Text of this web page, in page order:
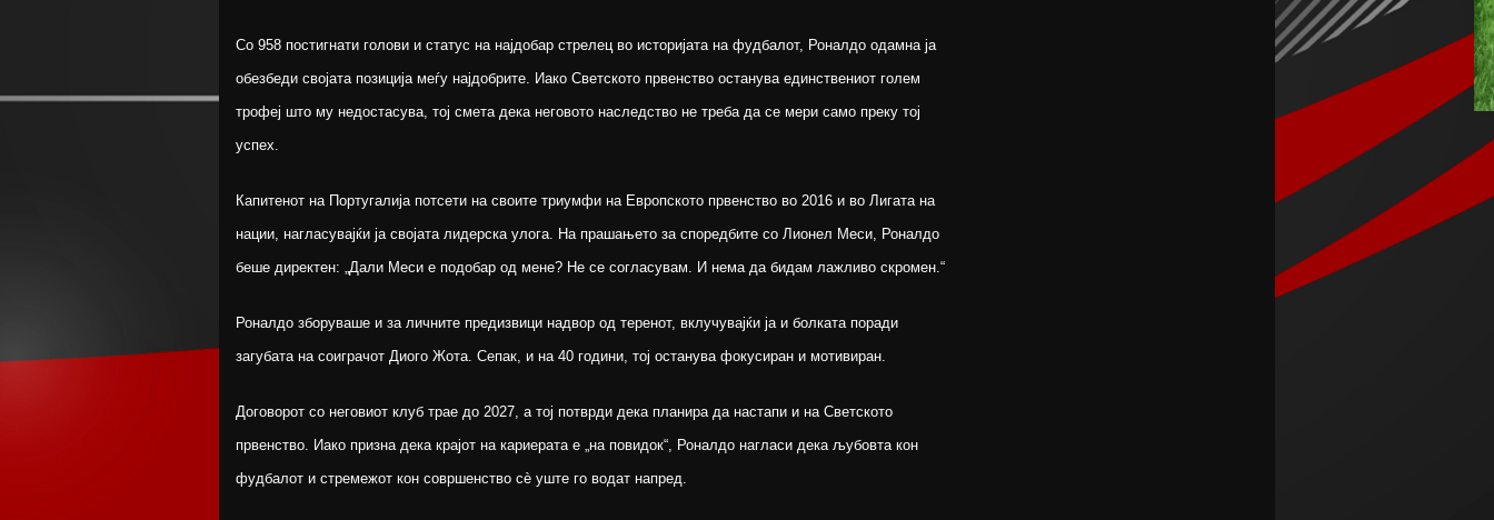
Со 958 постигнати голови и статус на најдобар стрелец во историјата на фудбалот, Роналдо одамна ја
обезбеди својата позиција меѓу најдобрите. Иако Светското првенство останува единствениот голем
трофеј што му недостасува, тој смета дека неговото наследство не треба да се мери само преку тој
успех.
Капитенот на Португалија потсети на своите триумфи на Европското првенство во 2016 и во Лигата на
нации, нагласувајќи ја својата лидерска улога. На прашањето за споредбите со Лионел Меси, Роналдо
беше директен: „Дали Меси е подобар од мене? Не се согласувам. И нема да бидам лажливо скромен.“
Роналдо зборуваше и за личните предизвици надвор од теренот, вклучувајќи ја и болката поради
загубата на соиграчот Диого Жота. Сепак, и на 40 години, тој останува фокусиран и мотивиран.
Договорот со неговиот клуб трае до 2027, а тој потврди дека планира да настапи и на Светското
првенство. Иако призна дека крајот на кариерата е „на повидок“, Роналдо нагласи дека љубовта кон
фудбалот и стремежот кон совршенство сè уште го водат напред.